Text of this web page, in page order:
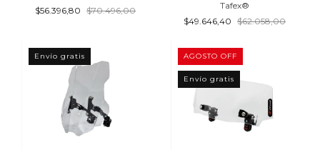
$56.396,80 $70.496,00
Tafex®
$49.646,40 $62.058,00
Envío gratis AGOSTO OFF
Envío gratis